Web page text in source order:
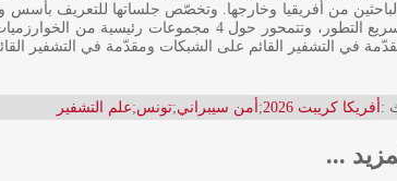
من أفريقيا وخارجها. وتخصّص جلساتها للتعريف بأسس
وهو مجال سريع التطور، وتتمحور حول 4 مجموعات
في التشفير القائم على الشبكات ومقدّمة في التشفير
: أفريكا كريبت 2026 ; أمن سيبراني;تونس;علم التشفير
...